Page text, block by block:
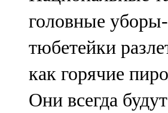
103,0 FM
Чүпрәле
91,0 FM
Шәмәрдән
головные уборы-
тюбетейки
как горячие
Они всегда будут